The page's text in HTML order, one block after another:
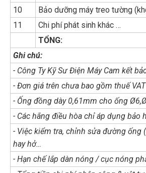
10
Bảo dưỡng máy treo tường
11
Chi phí phát sinh khác …
TỔNG:
Ghi chú:
- Công Ty Kỹ Sư Điện Máy Cam kết
- Đơn giá trên chưa bao gồm thuế VAT
- Ống đồng dày 0,61mm cho ống
- Các hãng điều hòa chỉ áp dụng
- Việc kiểm tra, chỉnh sửa đường
hay hở…
- Hạn chế lắp dàn nóng / cục nóng